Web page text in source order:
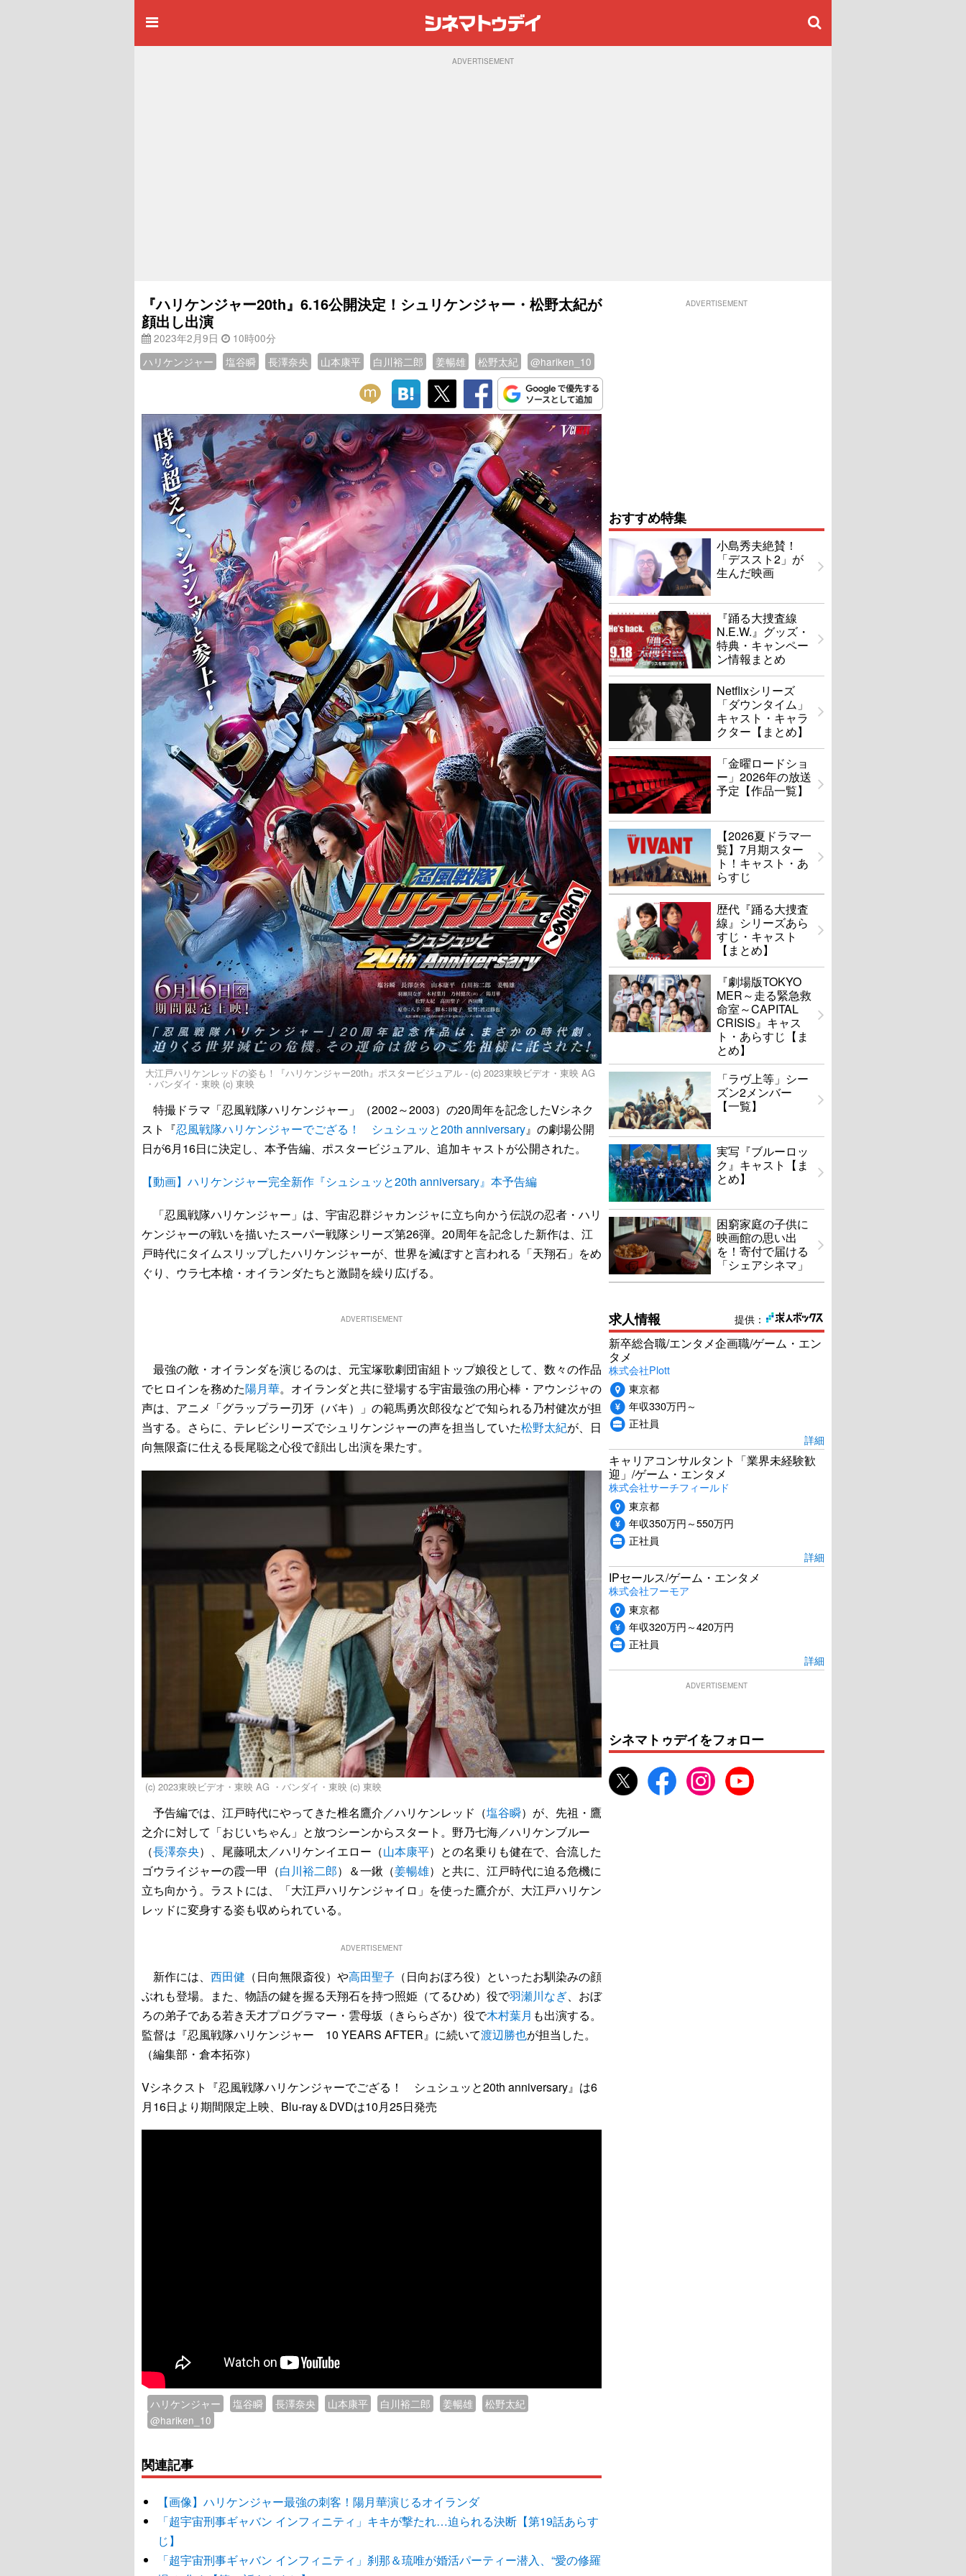
ADVERTISEMENT
『ハリケンジャー20th』6.16公開決定！シュリケンジャー・松野太紀が
顔出し出演
2023年2月9日
10時00分
ハリケンジャー
塩谷瞬 長澤奈央 山本康平 白川裕二郎 姜暢雄 松野太紀 @hariken_10
大江戸ハリケンレッドの姿も！『ハリケンジャー20th』ポスタービジュアル - (c) 2023東映ビデオ・東映 AG
・バンダイ・東映 (c) 東映
特撮ドラマ「忍風戦隊ハリケンジャー」（2002～2003）の20周年を記念したVシネク
スト『忍風戦隊ハリケンジャーでござる！ シュシュッと20th anniversary』の劇場公開
日が6月16日に決定し、本予告編、ポスタービジュアル、追加キャストが公開された。
【動画】ハリケンジャー完全新作『シュシュッと20th anniversary』本予告編
「忍風戦隊ハリケンジャー」は、宇宙忍群ジャカンジャに立ち向かう伝説の忍者・ハリ
ケンジャーの戦いを描いたスーパー戦隊シリーズ第26弾。20周年を記念した新作は、江
戸時代にタイムスリップしたハリケンジャーが、世界を滅ぼすと言われる「天翔石」をめ
ぐり、ウラ七本槍・オイランダたちと激闘を繰り広げる。
ADVERTISEMENT
最強の敵・オイランダを演じるのは、元宝塚歌劇団宙組トップ娘役として、数々の作品
でヒロインを務めた陽月華。オイランダと共に登場する宇宙最強の用心棒・アウンジャの
声は、アニメ「グラップラー刃牙（バキ）」の範馬勇次郎役などで知られる乃村健次が担
当する。さらに、テレビシリーズでシュリケンジャーの声を担当していた松野太紀が、日
向無限斎に仕える長尾聡之心役で顔出し出演を果たす。
(c) 2023東映ビデオ・東映 AG ・バンダイ・東映 (c) 東映
予告編では、江戸時代にやってきた椎名鷹介／ハリケンレッド（塩谷瞬）が、先祖・鷹
之介に対して「おじいちゃん」と放つシーンからスタート。野乃七海／ハリケンブルー
（長澤奈央）、尾藤吼太／ハリケンイエロー（山本康平）との名乗りも健在で、合流した
ゴウライジャーの霞一甲（白川裕二郎）＆一鍬（姜暢雄）と共に、江戸時代に迫る危機に
立ち向かう。ラストには、「大江戸ハリケンジャイロ」を使った鷹介が、大江戸ハリケン
レッドに変身する姿も収められている。
ADVERTISEMENT
新作には、 西田健 （日向無限斎役）や高田聖子 （日向おぼろ役）といったお馴染みの顔
ぶれも登場。また、物語の鍵を握る天翔石を持つ照姫（てるひめ）役で羽瀬川なぎ、おぼ
ろの弟子である若き天才プログラマー・雲母坂（きららざか）役で木村葉月 も出演する。
監督は『忍風戦隊ハリケンジャー 10 YEARS AFTER』に続いて渡辺勝也が担当した。
（編集部・倉本拓弥）
Vシネクスト『忍風戦隊ハリケンジャーでござる！ シュシュッと20th anniversary』は6
月16日より期間限定上映、Blu-ray＆DVDは10月25日発売
ハリケンジャー 塩谷瞬 長澤奈央 山本康平 白川裕二郎 姜暢雄
松野太紀
@hariken_10
関連記事
【画像】ハリケンジャー最強の刺客！陽月華演じるオイランダ
「超宇宙刑事ギャバン インフィニティ」キキが撃たれ…迫られる決断【第19話あらす
じ】
「超宇宙刑事ギャバン インフィニティ」刹那＆琉唯が婚活パーティー潜入、“愛の修羅
ADVERTISEMENT
おすすめ特集
小島秀夫絶賛！
「デススト2」が
生んだ映画
『踊る大捜査線
N.E.W.』グッズ・
特典・キャンペー
ン情報まとめ
Netflixシリーズ
「ダウンタイム」
キャスト・キャラ
クター【まとめ】
「金曜ロードショ
ー」2026年の放送
予定【作品一覧】
【2026夏ドラマ一
覧】7月期スター
ト！キャスト・あ
らすじ
歴代『踊る大捜査
線』シリーズあら
すじ・キャスト
【まとめ】
『劇場版TOKYO
MER～走る緊急救
命室～CAPITAL
CRISIS』キャス
ト・あらすじ【ま
とめ】
「ラヴ上等」シー
ズン2メンバー
【一覧】
実写『ブルーロッ
ク』キャスト【ま
とめ】
困窮家庭の子供に
映画館の思い出
を！寄付で届ける
「シェアシネマ」
提供：
求人情報
新卒総合職/エンタメ企画職/ゲーム・エン
タメ
株式会社Plott
東京都
年収330万円～
正社員
詳細
キャリアコンサルタント「業界未経験歓
迎」/ゲーム・エンタメ
株式会社サーチフィールド
東京都
年収350万円～550万円
正社員
詳細
IPセールス/ゲーム・エンタメ
株式会社フーモア
東京都
年収320万円～420万円
正社員
詳細
ADVERTISEMENT
シネマトゥデイをフォロー